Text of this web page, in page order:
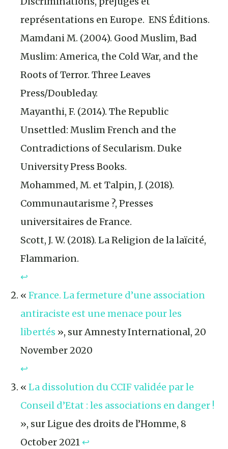
représentations en Europe. ENS Éditions.
Mamdani M. (2004). Good Muslim, Bad
Muslim: America, the Cold War, and the
Roots of Terror. Three Leaves
Press/Doubleday.
Mayanthi, F. (2014). The Republic
Unsettled: Muslim French and the
Contradictions of Secularism. Duke
University Press Books.
Mohammed, M. et Talpin, J. (2018).
Communautarisme ?, Presses
universitaires de France.
Scott, J. W. (2018). La Religion de la laïcité,
Flammarion.
↩︎
« France. La fermeture d’une association
antiraciste est une menace pour les
libertés », sur Amnesty International, 20
November 2020
↩︎
« La dissolution du CCIF validée par le
Conseil d’Etat : les associations en danger !
», sur Ligue des droits de l’Homme, 8
October 2021 ↩︎